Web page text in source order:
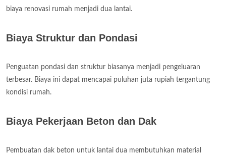
biaya renovasi rumah menjadi dua lantai.
Biaya Struktur dan Pondasi
Penguatan pondasi dan struktur biasanya menjadi pengeluaran
terbesar. Biaya ini dapat mencapai puluhan juta rupiah tergantung
kondisi rumah.
Biaya Pekerjaan Beton dan Dak
Pembuatan dak beton untuk lantai dua membutuhkan material